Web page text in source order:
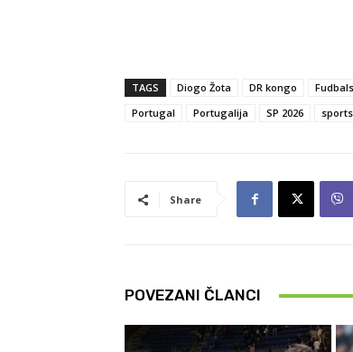
TAGS Diogo Žota DR kongo
Portugal
Portugalija SP 2026
Share
POVEZANI ČLANCI